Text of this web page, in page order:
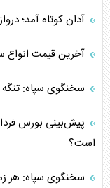
آدان کوتاه آمد؛
آخرین قیمت انواع سکه
سخنگوی سپاه:
است؟
سخنگوی سپاه: هر